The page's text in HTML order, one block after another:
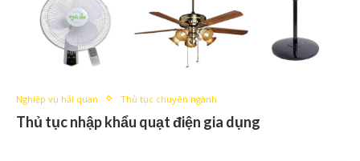
Nghiệp vụ hải quan Thủ tục chuyên ngành
Thủ tục nhập khẩu quạt điện gia dụng